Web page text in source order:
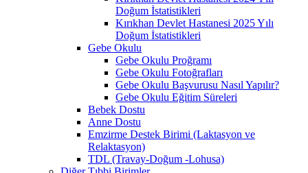
Doğum İstatistikleri
Kırıkhan Devlet Hastanesi 2025 Yılı
Doğum İstatistikleri
Gebe Okulu
Gebe Okulu Proğramı
Gebe Okulu Fotoğrafları
Gebe Okulu Başvurusu Nasıl Yapılır?
Gebe Okulu Eğitim Süreleri
Bebek Dostu
Anne Dostu
Emzirme Destek Birimi (Laktasyon ve
Relaktasyon)
TDL (Travay-Doğum -Lohusa)